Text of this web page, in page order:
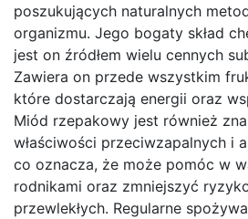
poszukujących naturalnych
organizmu. Jego bogaty skład
jest on źródłem wielu cennych
Zawiera on przede wszystkim
które dostarczają energii oraz
Miód rzepakowy jest również
właściwości przeciwzapalnych i
co oznacza, że może pomóc w
rodnikami oraz zmniejszyć
przewlekłych. Regularne